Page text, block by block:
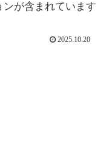
が含まれています
2025.10.20